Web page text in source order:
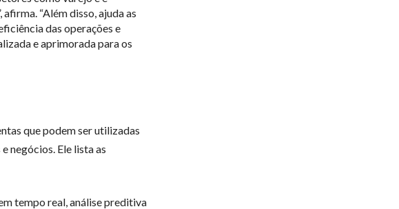
“Além disso, ajuda as
das operações e
e aprimorada para os
que podem ser utilizadas
negócios. Ele lista as
tempo real, análise preditiva